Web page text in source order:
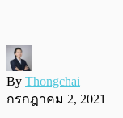
By Thongchai
กรกฎาคม 2, 2021